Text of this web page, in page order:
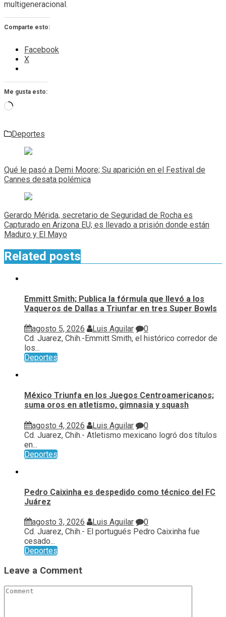
multigeneracional.
Comparte esto:
Facebook
X
Me gusta esto:
Cargando...
Deportes
Navegación
de
entradas
Qué le pasó a Demi Moore; Su aparición en el Festival de
Cannes desata polémica
Gerardo Mérida, secretario de Seguridad de Rocha es
Capturado en Arizona EU; es llevado a prisión donde están
Maduro y El Mayo
Related posts
Emmitt Smith; Publica la fórmula que llevó a los
Vaqueros de Dallas a Triunfar en tres Super Bowls
agosto 5, 2026 Luis Aguilar
0
Cd. Juarez, Chih.-Emmitt Smith, el histórico corredor de
los...
Deportes
México Triunfa en los Juegos Centroamericanos;
suma oros en atletismo, gimnasia y squash
agosto 4, 2026 Luis Aguilar
0
Cd. Juarez, Chih.- Atletismo mexicano logró dos títulos
en...
Deportes
Pedro Caixinha es despedido como técnico del FC
Juárez
agosto 3, 2026 Luis Aguilar
0
Cd. Juarez, Chih.- El portugués Pedro Caixinha fue
cesado...
Deportes
Leave a Comment